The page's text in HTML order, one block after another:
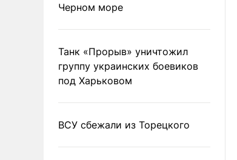
Черном море
Танк «Прорыв» уничтожил
группу украинских боевиков
под Харьковом
ВСУ сбежали из Торецкого